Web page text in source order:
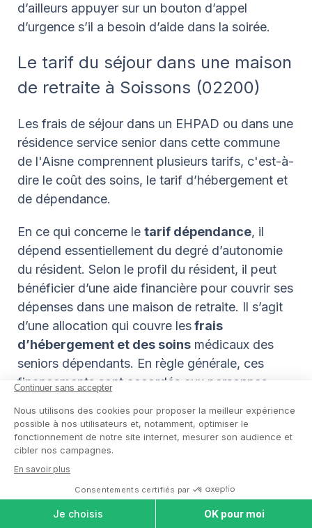
d’ailleurs appuyer sur un bouton d’appel
d’urgence s’il a besoin d’aide dans la soirée.
Le tarif du séjour dans une maison
de retraite à Soissons (02200)
Les frais de séjour dans un EHPAD ou dans une
résidence service senior dans cette commune
de l'Aisne comprennent plusieurs tarifs, c'est-à-
dire le coût des soins, le tarif d’hébergement et
de dépendance.
En ce qui concerne le tarif dépendance, il
dépend essentiellement du degré d’autonomie
du résident. Selon le profil du résident, il peut
bénéficier d’une aide financière pour couvrir ses
dépenses dans une maison de retraite. Il s’agit
d’une allocation qui couvre lesfrais
d’hébergement et des soins médicaux des
seniors dépendants. En règle générale, ces
financements sont accordés aux personnes
Dans une résidence autonomie, le loyer mensuel
est majoré des prestations offertes au résident
(ménage, nettoyage du linge et courses).
Pour avoir une idée des tarifs pratiqués
actuellement dans la commune, vous trouverez